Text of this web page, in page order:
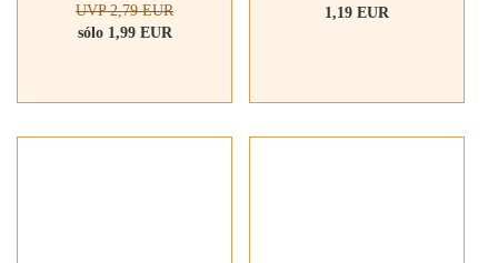
UVP 2,79 EUR
sólo 1,99 EUR
1,19 EUR